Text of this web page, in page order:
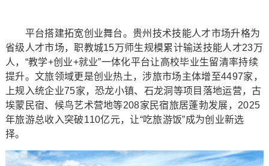
平台搭建拓宽创业舞台。贵州技术技能人才市场升格为
省级人才市场，职教城15万师生规模累计输送技能人才23万
人，“教学+创业+就业”一体化平台让高校毕业生留清率持续
提升。文旅领域更是创业热土，涉旅市场主体增至4497家，
上规入统企业75家，恐龙小镇、石龙洞等项目落地运营，古
埃蒙民宿、候鸟艺术营地等208家民宿旅居蓬勃发展，2025
年旅游总收入突破110亿元，让“吃旅游饭”成为创业新选
择。